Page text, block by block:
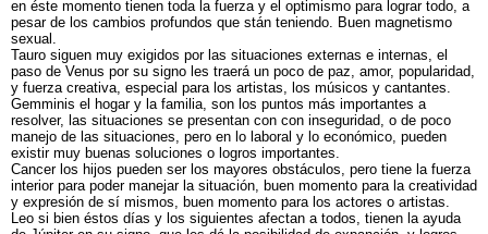
en éste momento tienen toda la fuerza y el optimismo para lograr todo, a
pesar de los cambios profundos que stán teniendo. Buen magnetismo
sexual.
Tauro siguen muy exigidos por las situaciones externas e internas, el
paso de Venus por su signo les traerá un poco de paz, amor, popularidad,
y fuerza creativa, especial para los artistas, los músicos y cantantes.
Gemminis el hogar y la familia, son los puntos más importantes a
resolver, las situaciones se presentan con con inseguridad, o de poco
manejo de las situaciones, pero en lo laboral y lo económico, pueden
existir muy buenas soluciones o logros importantes.
Cancer los hijos pueden ser los mayores obstáculos, pero tiene la fuerza
interior para poder manejar la situación, buen momento para la creatividad
y expresión de sí mismos, buen momento para los actores o artistas.
Leo si bien éstos días y los siguientes afectan a todos, tienen la ayuda